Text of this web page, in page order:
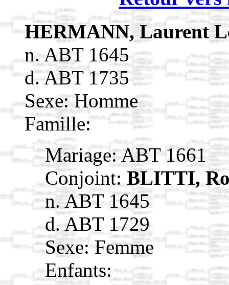
HERMANN, Laurent
n. ABT 1645
d. ABT 1735
Sexe: Homme
Famille:
Mariage: ABT 1661
Conjoint: BLITTI,
n. ABT 1645
d. ABT 1729
Sexe: Femme
Enfants: